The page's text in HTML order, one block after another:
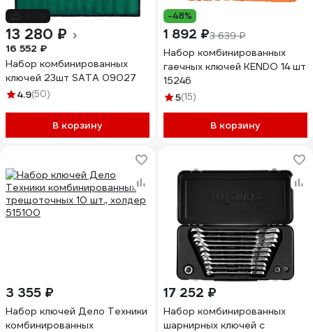
13 280 ₽
16 552 ₽
Набор комбинированных
ключей 23шт SATA 09027
4.9(50)
В корзину
-48%
1 892 ₽3 639 ₽
Набор комбинированных
гаечных ключей KENDO 14 шт
15246
5(15)
В корзину
3 355 ₽
Набор ключей Дело Техники
комбинированных
17 252 ₽
Набор комбинированных
шарнирных ключей с